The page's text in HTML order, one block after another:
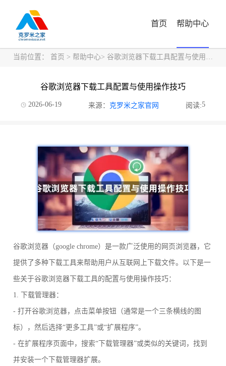
首页 帮助中心
当前位置： 首页 > 帮助中心> 谷歌浏览器下载工具配置与使用操作技巧
谷歌浏览器下载工具配置与使用操作技巧
2026-06-19 来源： 克罗米之家官网 阅读:5
谷歌浏览器（google chrome）是一款广泛使用的网页浏览器，它
提供了多种下载工具来帮助用户从互联网上下载文件。以下是一
些关于谷歌浏览器下载工具的配置与使用操作技巧：
1. 下载管理器：
- 打开谷歌浏览器，点击菜单按钮（通常是一个三条横线的图
标），然后选择“更多工具”或“扩展程序”。
- 在扩展程序页面中，搜索“下载管理器”或类似的关键词，找到
并安装一个下载管理器扩展。